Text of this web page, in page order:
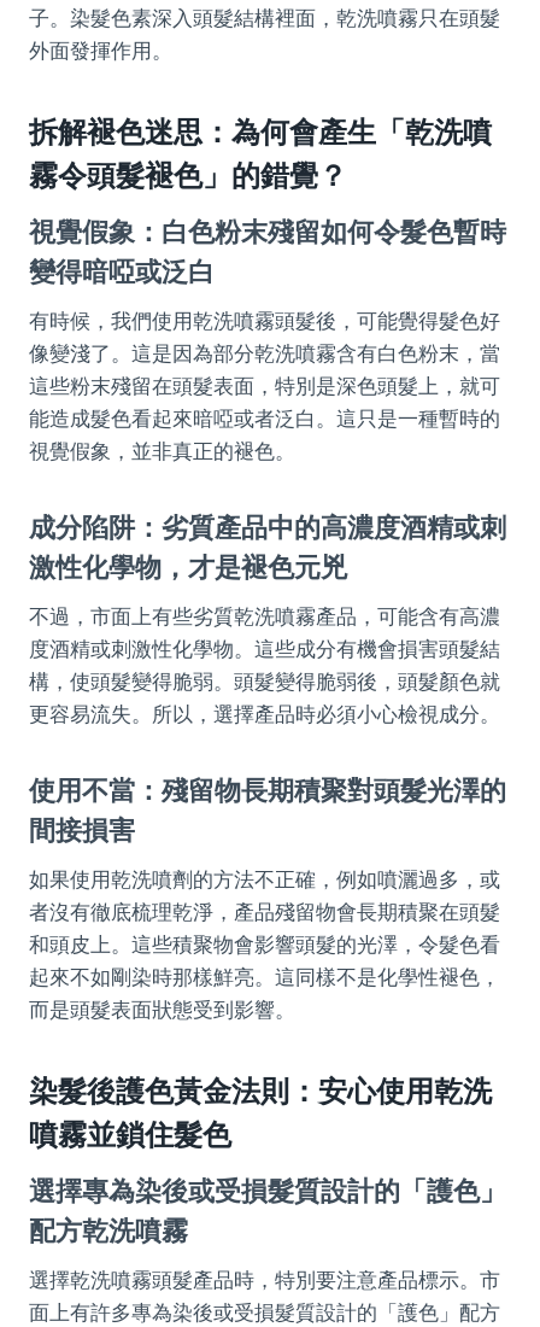
子。染髮色素深入頭髮結構裡面，乾洗噴霧只在頭髮
外面發揮作用。
拆解褪色迷思：為何會產生「乾洗噴
霧令頭髮褪色」的錯覺？
視覺假象：白色粉末殘留如何令髮色暫時
變得暗啞或泛白
有時候，我們使用乾洗噴霧頭髮後，可能覺得髮色好
像變淺了。這是因為部分乾洗噴霧含有白色粉末，當
這些粉末殘留在頭髮表面，特別是深色頭髮上，就可
能造成髮色看起來暗啞或者泛白。這只是一種暫時的
視覺假象，並非真正的褪色。
成分陷阱：劣質產品中的高濃度酒精或刺
激性化學物，才是褪色元兇
不過，市面上有些劣質乾洗噴霧產品，可能含有高濃
度酒精或刺激性化學物。這些成分有機會損害頭髮結
構，使頭髮變得脆弱。頭髮變得脆弱後，頭髮顏色就
更容易流失。所以，選擇產品時必須小心檢視成分。
使用不當：殘留物長期積聚對頭髮光澤的
間接損害
如果使用乾洗噴劑的方法不正確，例如噴灑過多，或
者沒有徹底梳理乾淨，產品殘留物會長期積聚在頭髮
和頭皮上。這些積聚物會影響頭髮的光澤，令髮色看
起來不如剛染時那樣鮮亮。這同樣不是化學性褪色，
而是頭髮表面狀態受到影響。
染髮後護色黃金法則：安心使用乾洗
噴霧並鎖住髮色
選擇專為染後或受損髮質設計的「護色」
配方乾洗噴霧
選擇乾洗噴霧頭髮產品時，特別要注意產品標示。市
面上有許多專為染後或受損髮質設計的「護色」配方